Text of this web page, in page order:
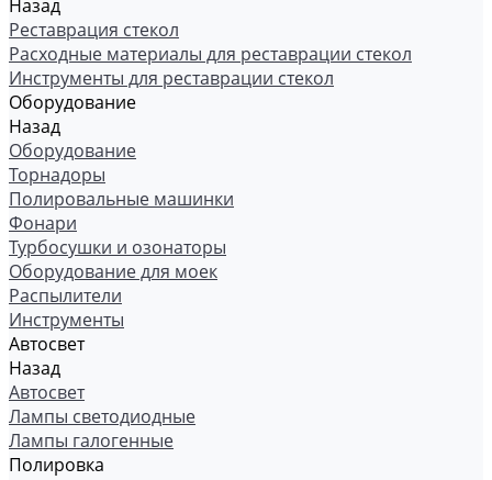
Назад
Реставрация стекол
Расходные материалы для реставрации стекол
Инструменты для реставрации стекол
Оборудование
Назад
Оборудование
Торнадоры
Полировальные машинки
Фонари
Турбосушки и озонаторы
Оборудование для моек
Распылители
Инструменты
Автосвет
Назад
Автосвет
Лампы светодиодные
Лампы галогенные
Полировка